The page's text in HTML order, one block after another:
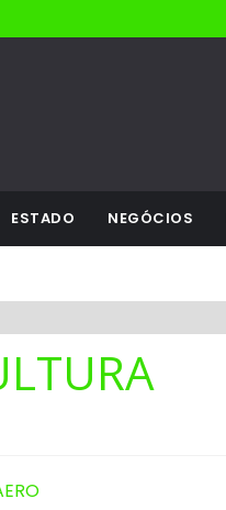
ESTADO NEGÓCIOS